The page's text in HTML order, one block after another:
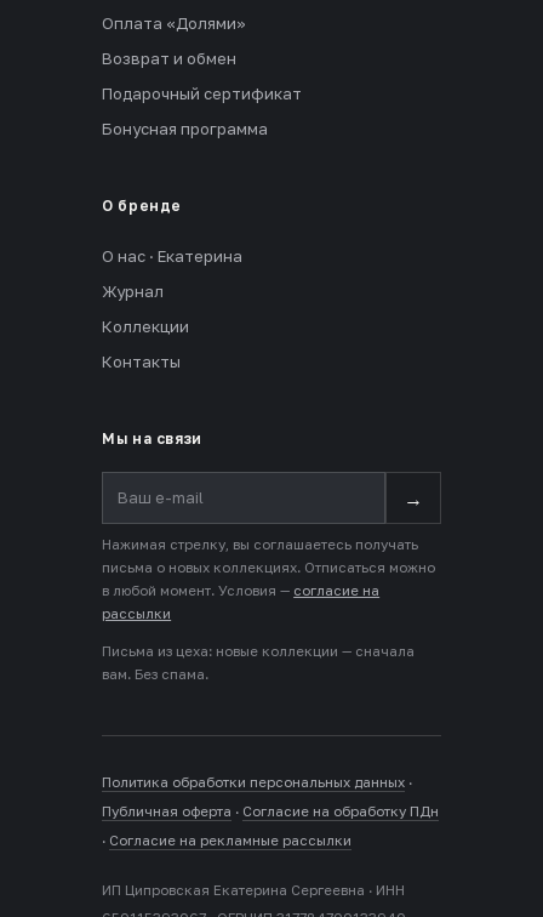
Оплата «Долями»
Возврат и обмен
Подарочный сертификат
Бонусная программа
О бренде
О нас · Екатерина
Журнал
Коллекции
Контакты
Мы на связи
→
Нажимая стрелку, вы соглашаетесь получать
письма о новых коллекциях. Отписаться можно
в любой момент. Условия — согласие на
рассылки
Письма из цеха: новые коллекции — сначала
вам. Без спама.
Политика обработки персональных данных ·
Публичная оферта · Согласие на обработку ПДн
· Согласие на рекламные рассылки
ИП Ципровская Екатерина Сергеевна · ИНН